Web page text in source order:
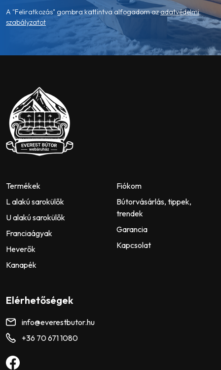
A "Feliratkozás" gombra kattintva alfogadom azadatvédelmi
szabályzatot
Termékek
L alakú sarokülők
U alakú sarokülők
Franciaágyak
Heverők
Kanapék
Fiókom
Bútorvásárlás, tippek,
trendek
Garancia
Kapcsolat
Elérhetőségek
info@everestbutor.hu
+36 70 671 1080